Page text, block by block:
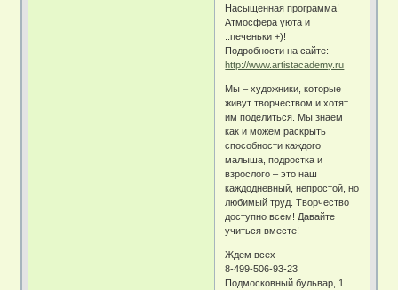
Насыщенная программа!
Атмосфера уюта и
..печеньки +)!
Подробности на сайте:
http://www.artistacademy.ru
Мы – художники, которые
живут творчеством и хотят
им поделиться. Мы знаем
как и можем раскрыть
способности каждого
малыша, подростка и
взрослого – это наш
каждодневный, непростой, но
любимый труд. Творчество
доступно всем! Давайте
учиться вместе!
Ждем всех
8-499-506-93-23
Подмосковный бульвар, 1